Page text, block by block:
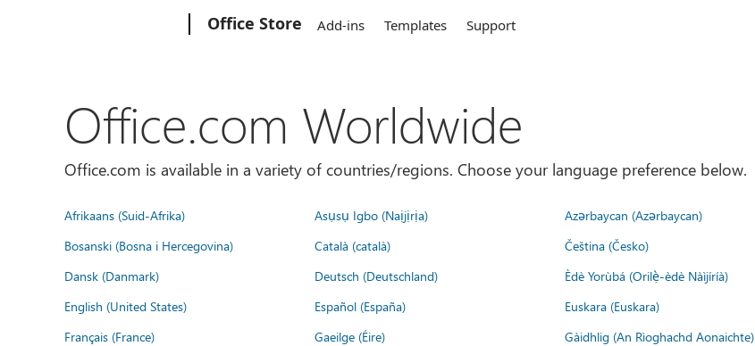
Office Store Add-ins Templates Support
Office.com Worldwide
Office.com is available in a variety of countries/regions. Choose your language preference below.
Afrikaans (Suid-Afrika) Asụsụ Igbo (Naịjịrịa) Azərbaycan (Azərbaycan)
Bosanski (Bosna i Hercegovina)
Català (català) Čeština (Česko)
Dansk (Danmark)
Deutsch (Deutschland) Èdè Yorùbá (Orilẹ̀-èdè Nàìjíríà)
English (United States)
Español (España) Euskara (Euskara)
Français (France)
Gaeilge (Éire) Gàidhlig (An Rìoghachd Aonaichte)